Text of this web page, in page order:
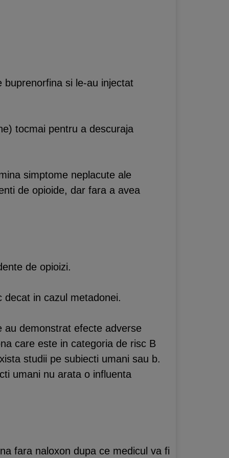
si le-au injectat
tocmai pentru a descuraja
simptome neplacute ale
de opioide, dar fara a avea
de opioizi.
in cazul metadonei.
demonstrat efecte adverse
care este in categoria de risc B
studii pe subiecti umani sau b.
umani nu arata o influenta
fara naloxon dupa ce medicul va fi